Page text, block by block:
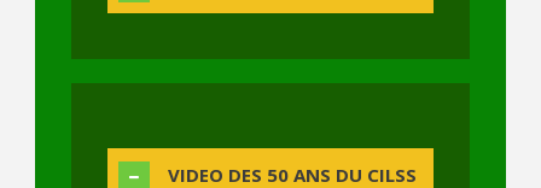
VIDEO DES 50 ANS DU CILSS